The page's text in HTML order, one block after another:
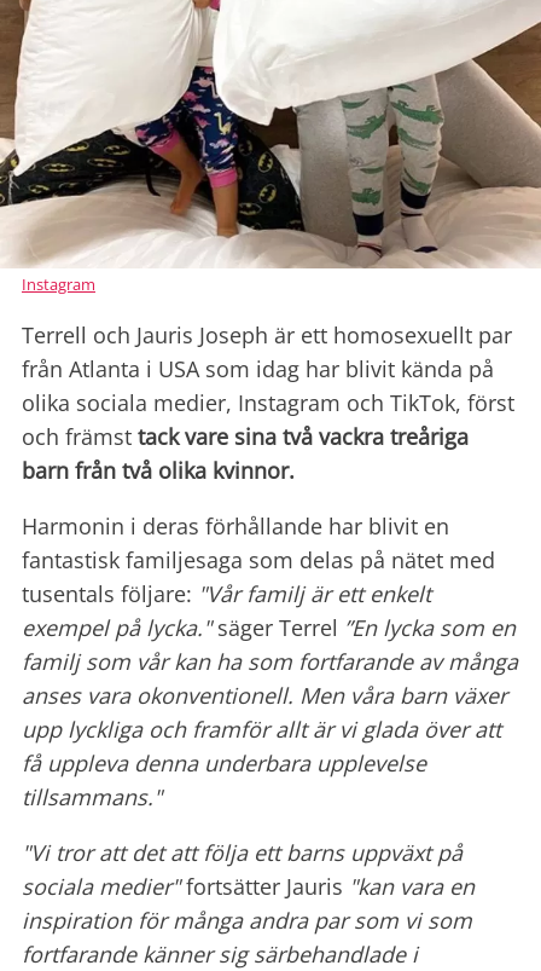
Instagram
Terrell och Jauris Joseph är ett homosexuellt par
från Atlanta i USA som idag har blivit kända på
olika sociala medier, Instagram och TikTok, först
och främst tack vare sina två vackra treåriga
barn från två olika kvinnor.
Harmonin i deras förhållande har blivit en
fantastisk familjesaga som delas på nätet med
tusentals följare: "Vår familj är ett enkelt
exempel på lycka."säger Terrel ”En lycka som en
familj som vår kan ha som fortfarande av många
anses vara okonventionell. Men våra barn växer
upp lyckliga och framför allt är vi glada över att
få uppleva denna underbara upplevelse
tillsammans."
"Vi tror att det att följa ett barns uppväxt på
sociala medier"fortsätter Jauris "kan vara en
inspiration för många andra par som vi som
fortfarande känner sig särbehandlade i